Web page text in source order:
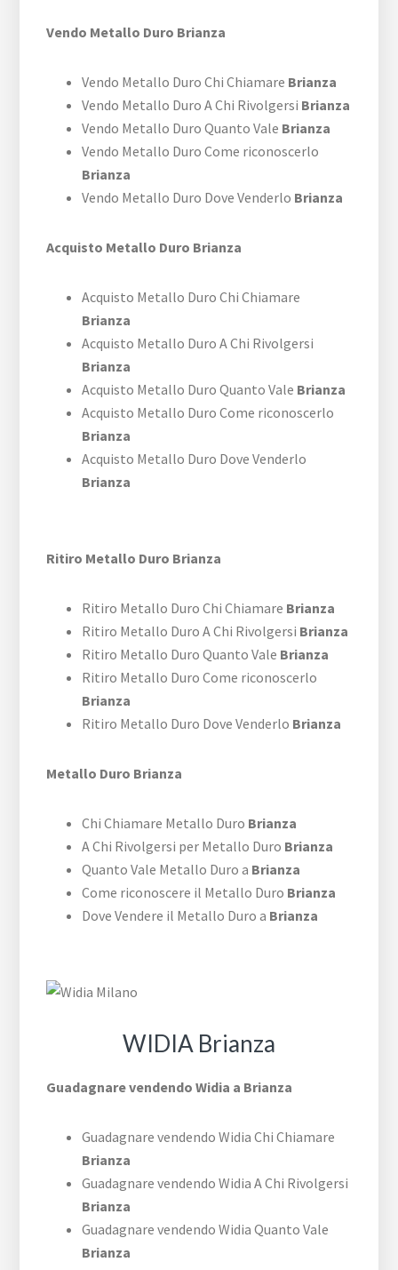
Vendo Metallo Duro Brianza
Vendo Metallo Duro Chi Chiamare Brianza
Vendo Metallo Duro A Chi Rivolgersi Brianza
Vendo Metallo Duro Quanto Vale Brianza
Vendo Metallo Duro Come riconoscerlo
Brianza
Vendo Metallo Duro Dove Venderlo Brianza
Acquisto Metallo Duro Brianza
Acquisto Metallo Duro Chi Chiamare
Brianza
Acquisto Metallo Duro A Chi Rivolgersi
Brianza
Acquisto Metallo Duro Quanto Vale Brianza
Acquisto Metallo Duro Come riconoscerlo
Brianza
Acquisto Metallo Duro Dove Venderlo
Brianza
Ritiro Metallo Duro Brianza
Ritiro Metallo Duro Chi Chiamare Brianza
Ritiro Metallo Duro A Chi Rivolgersi Brianza
Ritiro Metallo Duro Quanto Vale Brianza
Ritiro Metallo Duro Come riconoscerlo
Brianza
Ritiro Metallo Duro Dove Venderlo Brianza
Metallo Duro Brianza
Chi Chiamare Metallo Duro Brianza
A Chi Rivolgersi per Metallo Duro Brianza
Quanto Vale Metallo Duro a Brianza
Come riconoscere il Metallo Duro Brianza
Dove Vendere il Metallo Duro a Brianza
WIDIA Brianza
Guadagnare vendendo Widia a Brianza
Guadagnare vendendo Widia Chi Chiamare
Brianza
Guadagnare vendendo Widia A Chi Rivolgersi
Brianza
Guadagnare vendendo Widia Quanto Vale
Brianza